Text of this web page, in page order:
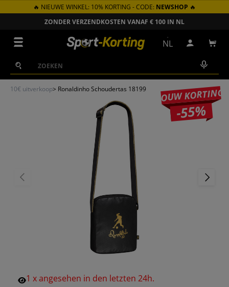
GA NAAR INHOUD
🔥 NIEUWE WINKEL: 10% KORTING - CODE: NEWSHOP 🔥
ZONDER VERZENDKOSTEN VANAF € 100 IN NL
Zoeken
Zoeken
NL Inloggen
10€ uitverkoop> Ronaldinho Schoudertas 18199 JOUW KORTING
-55%
VORIGE
1 xangesehen in den letzten 24h.